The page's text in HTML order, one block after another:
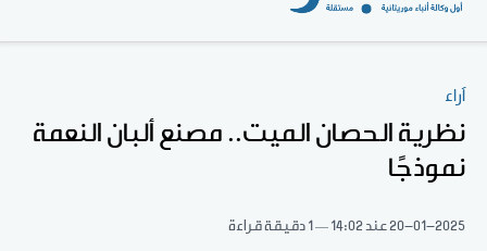
آراء
نظرية الحصان الميت.. مصنع ألبان النعمة
نموذجًا
20-01-2025عند 14:02 1 دقيقة قراءة